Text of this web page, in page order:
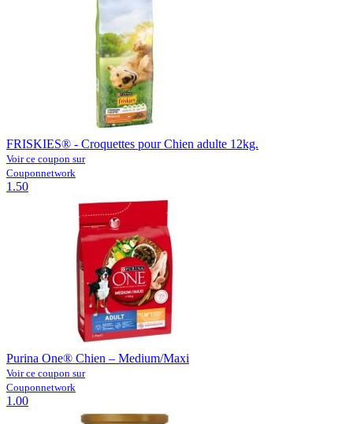
FRISKIES® - Croquettes pour Chien adulte 12kg.
Voir ce coupon sur
Couponnetwork
1.50
Purina One® Chien – Medium/Maxi
Voir ce coupon sur
Couponnetwork
1.00